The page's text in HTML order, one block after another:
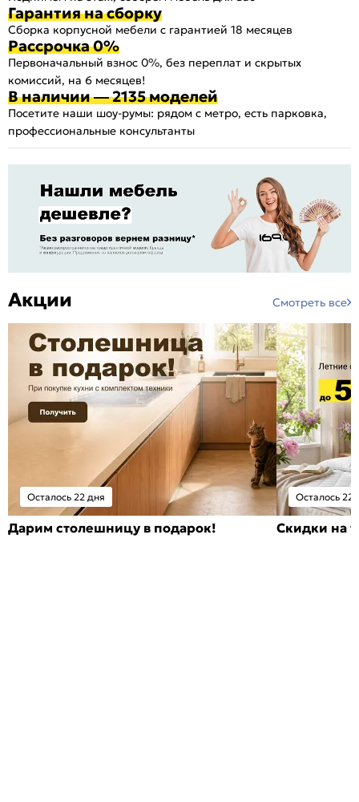
Гарантия на сборку
Сборка корпусной мебели с гарантией 18 месяцев
Рассрочка 0%
Первоначальный взнос 0%, без переплат и скрытых
комиссий, на 6 месяцев!
В наличии — 2135 моделей
Посетите наши шоу-румы: рядом с метро, есть парковка,
профессиональные консультанты
Акции Смотреть все
Осталось 22 дня
Дарим столешницу в подарок!
Осталось 22
Скидки на